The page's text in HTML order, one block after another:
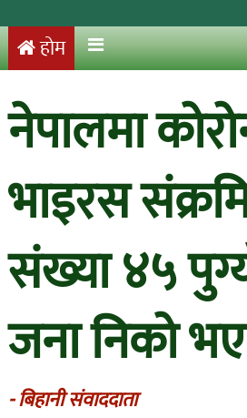
होम
नेपालमा
भाइरस
संख्या ४५
जना निको भए
- बिहानी संवाददाता